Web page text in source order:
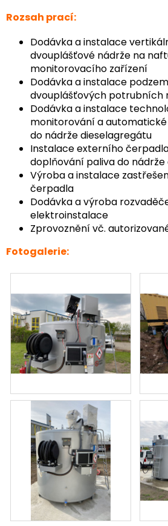
Rozsah prací:
Dodávka a instalace
dvouplášťové nádrže na
monitorovacího zařízení
Dodávka a instalace
dvouplášťových potrubních
Dodávka a instalace
monitorování a
do nádrže dieselagregátu
Instalace externího
doplňování paliva do
Výroba a instalace
čerpadla
Dodávka a výroba
elektroinstalace
Zprovoznění vč.
Fotogalerie: